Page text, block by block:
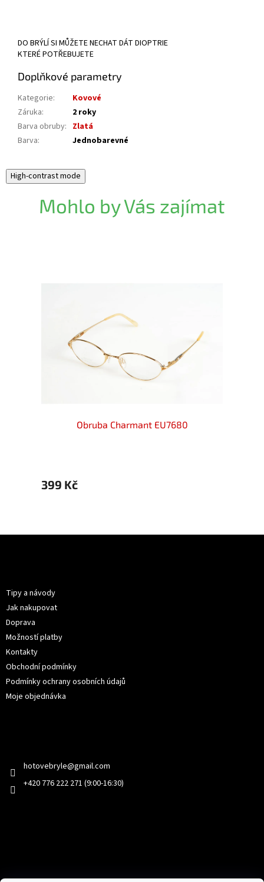
DO BRÝLÍ SI MŮŽETE NECHAT DÁT DIOPTRIE
KTERÉ POTŘEBUJETE
Doplňkové parametry
Kategorie:
Kovové
Záruka:
2 roky
Barva obruby: Zlatá
Barva: Jednobarevné
High-contrast mode
Mohlo by Vás zajímat
Obruba Charmant EU7680
399 Kč
Tipy a návody
Jak nakupovat
Doprava
Možností platby
Kontakty
Obchodní podmínky
Podmínky ochrany osobních údajů
Moje objednávka
hotovebryle@gmail.com
+420 776 222 271 (9:00-16:30)